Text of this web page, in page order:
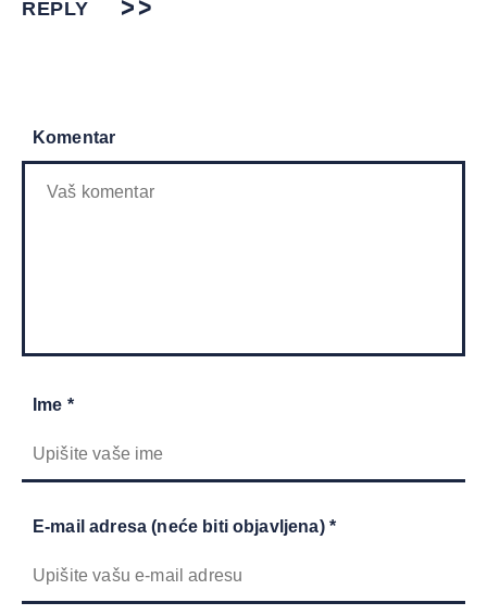
REPLY
Komentar
Ime *
E-mail adresa (neće biti objavljena) *